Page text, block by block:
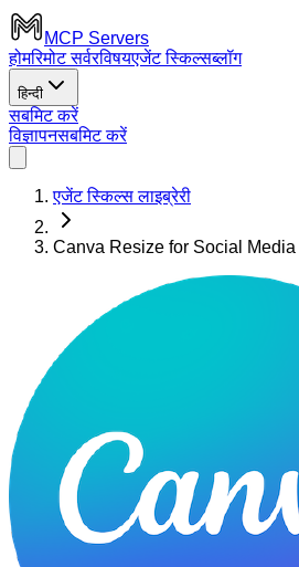
MCP Servers
होमरिमोट सर्वरविषयएजेंट स्किल्सब्लॉग
हिन्दी
सबमिट करें
विज्ञापनसबमिट करें
एजेंट स्किल्स लाइब्रेरी
Canva Resize for Social Media